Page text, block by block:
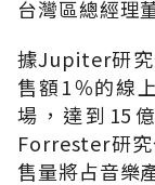
台灣區總經理
據Jupiter研究
售額1％的線
場，達到15
Forrester研
售量將占音樂